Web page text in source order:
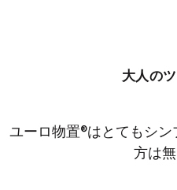
大人の
ユーロ物置®︎はとてもシ
方は無